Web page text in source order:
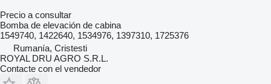
Precio a consultar
Bomba de elevación de cabina
1549740, 1422640, 1534976, 1397310, 1725376
Rumanía, Cristesti
ROYAL DRU AGRO S.R.L.
Contacte con el vendedor